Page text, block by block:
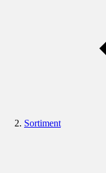
Sortiment